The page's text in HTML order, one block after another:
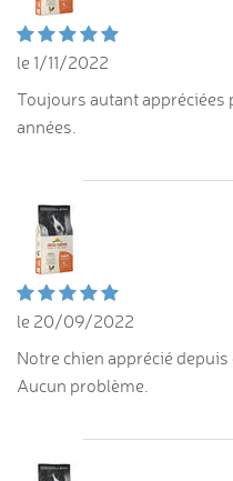
le 1/11/2022
Toujours autant
années.
le 20/09/2022
Notre chien apprécié
Aucun problème.